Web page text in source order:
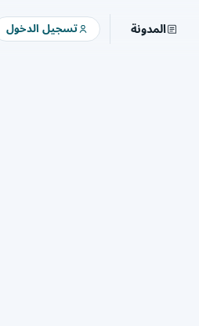
المدونة تسجيل الدخول